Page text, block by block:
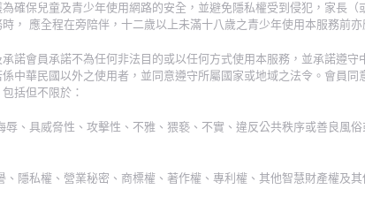
確保兒童及青少年使用網路的安全，並避免隱私權受到侵犯，家長
， 應全程在旁陪伴，十二歲以上未滿十八歲之青少年使用本服務前亦
諾會員承諾不為任何非法目的或以任何方式使用本服務，並承諾遵守
中華民國以外之使用者，並同意遵守所屬國家或地域之法令。會員同
括但不限於：
辱、具威脅性、攻擊性、不雅、猥褻、不實、違反公共秩序或善良風
、隱私權、營業秘密、商標權、著作權、專利權、其他智慧財產權及